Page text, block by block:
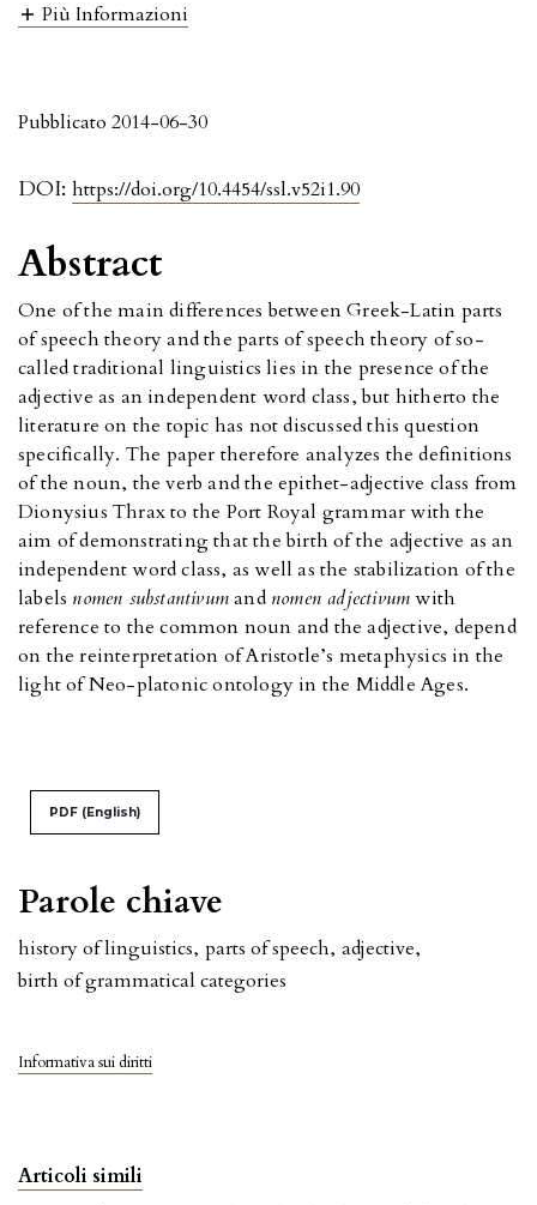
Più Informazioni
DOI: https://doi.org/10.4454/ssl.v52i1.90
Pubblicato 2014-06-30
Parole chiave
history of linguistics, parts of speech, adjective,
birth of grammatical categories
Informativa sui diritti
Abstract
One of the main differences between Greek-Latin parts
of speech theory and the parts of speech theory of so-
called traditional linguistics lies in the presence of the
adjective as an independent word class, but hitherto the
literature on the topic has not discussed this question
specifically. The paper therefore analyzes the definitions
of the noun, the verb and the epithet-adjective class from
Dionysius Thrax to the Port Royal grammar with the
aim of demonstrating that the birth of the adjective as an
independent word class, as well as the stabilization of the
labels nomen substantivumand nomen adjectivumwith
reference to the common noun and the adjective, depend
on the reinterpretation of Aristotle’s metaphysics in the
light of Neo-platonic ontology in the Middle Ages.
PDF (English)
Articoli simili